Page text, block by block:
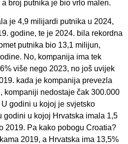
broj putnika je bio vrlo malen.
je 4,9 milijardi putnika u 2024,
godine, te je 2024. bila rekordna
putnika bio 13,1 milijun,
No, kompanija ima tek
više nego 2023, no još uvijek
kada je kompanija prevezla
kompaniji nedostaje čak 300.000
godini u kojoj je svjetsko
godini u kojoj Hrvatska imala 1,5
2019. Pa kako pobogu Croatia?
2019, a Hrvatska ima 13,5%